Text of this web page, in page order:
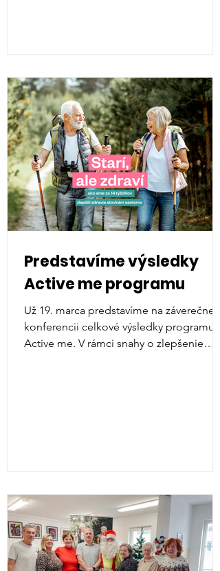
Media gallery
Opening conference
Predstavíme výsledky
Active me programu
Už 19. marca predstavíme na záverečnej
konferencii celkové výsledky programu
Active me. V rámci snahy o zlepšenie